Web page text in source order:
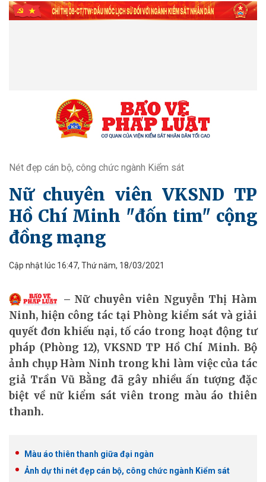
Nét đẹp cán bộ, công chức ngành Kiểm sát
Nữ chuyên viên VKSND TP
Hồ Chí Minh "đốn tim" cộng
đồng mạng
Cập nhật lúc 16:47, Thứ năm, 18/03/2021
Nữ chuyên viên Nguyễn Thị Hàm
Ninh, hiện công tác tại Phòng kiểm sát và giải
quyết đơn khiếu nại, tố cáo trong hoạt động tư
pháp (Phòng 12), VKSND TP Hồ Chí Minh. Bộ
ảnh chụp Hàm Ninh trong khi làm việc của tác
giả Trần Vũ Bằng đã gây nhiều ấn tượng đặc
biệt về nữ kiểm sát viên trong màu áo thiên
thanh.
Màu áo thiên thanh giữa đại ngàn
Ảnh dự thi nét đẹp cán bộ, công chức ngành Kiểm sát